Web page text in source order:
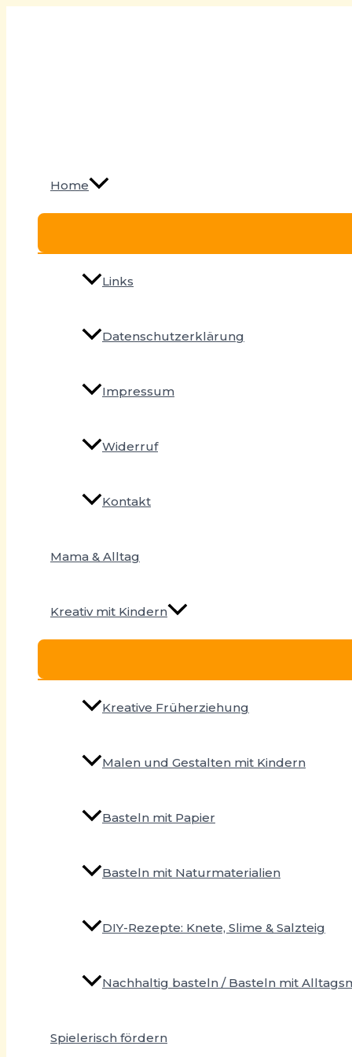
Home
Links
Datenschutzerklärung
Impressum
Widerruf
Kontakt
Mama & Alltag
Kreativ mit Kindern
Kreative Früherziehung
Malen und Gestalten mit Kindern
Basteln mit Papier
Basteln mit Naturmaterialien
DIY-Rezepte: Knete, Slime & Salzteig
Nachhaltig basteln / Basteln mit
Spielerisch fördern